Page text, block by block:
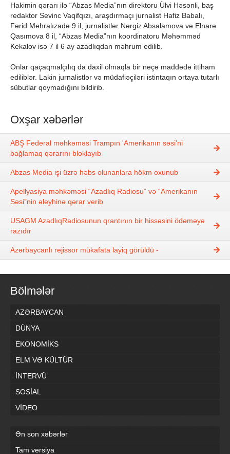
Hakimin qərarı ilə “Abzas Media”nın direktoru Ülvi Həsənli, baş
redaktor Sevinc Vaqifqızı, araşdırmaçı jurnalist Hafiz Babalı,
Fərid Mehralızadə 9 il, jurnalistlər Nərgiz Absalamova və Elnarə
Qasımova 8 il, “Abzas Media”nın koordinatoru Məhəmməd
Kekalov isə 7 il 6 ay azadlıqdan məhrum edilib.
Onlar qaçaqmalçılıq da daxil olmaqla bir neçə maddədə ittiham
ediliblər. Lakin jurnalistlər və müdafiəçiləri istintaqın ortaya tutarlı
sübutlar qoymadığını bildirib.
Oxşar xəbərlər
ABŞ Federal məhkəməsi Trampın 'Amerikanın səsi'ni
bağlamaq qərarını bloklayıb
Abzas Media işi üzrə həbs olunanlara hökm oxunub
Apellyasiya məhkəməsi “Azadlıq Radiosu” və “Amerikanın
Səsi”nin əleyhinə qərar verib
USAGM AzadlıqRadiosunun qrantının bir hissəsini ödəməyə
razıdır
Azərbaycanlı rejissor mükafata layiq görüldü -
Bölmələr
AZƏRBAYCAN
DÜNYA
EKONOMİKS
ELM VƏ KÜLTÜR
İNTERVÜ
SOSİAL
VİDEO
Ən son xəbərlər
Tam versiya